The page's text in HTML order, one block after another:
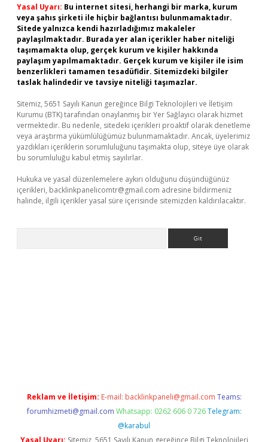
Yasal Uyarı: Bu internet sitesi, herhangi bir marka, kurum
veya şahıs şirketi ile hiçbir bağlantısı bulunmamaktadır.
Sitede yalnızca kendi hazırladığımız makaleler
paylaşılmaktadır. Burada yer alan içerikler haber niteliği
taşımamakta olup, gerçek kurum ve kişiler hakkında
paylaşım yapılmamaktadır. Gerçek kurum ve kişiler ile isim
benzerlikleri tamamen tesadüfidir. Sitemizdeki bilgiler
taslak halindedir ve tavsiye niteliği taşımazlar.
Sitemiz, 5651 Sayılı Kanun gereğince Bilgi Teknolojileri ve İletişim
Kurumu (BTK) tarafından onaylanmış bir Yer Sağlayıcı olarak hizmet
vermektedir. Bu nedenle, sitedeki içerikleri proaktif olarak denetleme
veya araştırma yükümlülüğümüz bulunmamaktadır. Ancak, üyelerimiz
yazdıkları içeriklerin sorumluluğunu taşımakta olup, siteye üye olarak
bu sorumluluğu kabul etmiş sayılırlar.
Hukuka ve yasal düzenlemelere aykırı olduğunu düşündüğünüz
içerikleri, backlinkpanelicomtr@gmail.com adresine bildirmeniz
halinde, ilgili içerikler yasal süre içerisinde sitemizden kaldırılacaktır.
Reklam ve İletişim: E-mail: backlinkpaneli@gmail.com Teams:
forumhizmeti@gmail.com Whatsapp: 0262 606 0 726 Telegram:
@karabul
Yasal Uyarı: Sitemiz, 5651 Sayılı Kanun gereğince Bilgi Teknolojileri